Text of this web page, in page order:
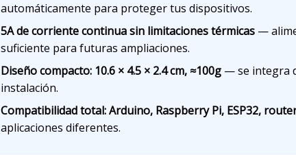
automáticamente para proteger tus dispositivos.
5A de corriente continua sin limitaciones térmicas—
suficiente para futuras ampliaciones.
Diseño compacto: 10.6 × 4.5 × 2.4 cm, ≈100g— se integra
instalación.
Compatibilidad total: Arduino, Raspberry Pi, ESP32,
aplicaciones diferentes.